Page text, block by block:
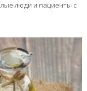
люди и пациенты с